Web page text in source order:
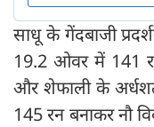
साधू के गेंदबाजी
19.2 ओवर में 141
और शेफाली के
145 रन बनाकर नौ